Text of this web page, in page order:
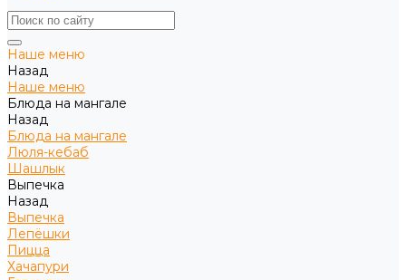
Наше меню
Назад
Наше меню
Блюда на мангале
Назад
Блюда на мангале
Люля-кебаб
Шашлык
Выпечка
Назад
Выпечка
Лепёшки
Пицца
Хачапури